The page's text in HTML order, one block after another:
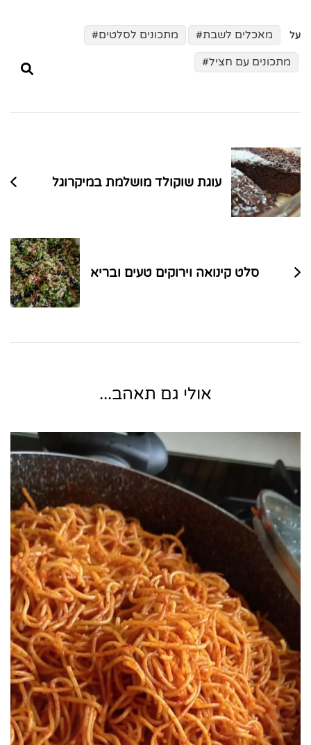
על מאכלים לשבת
מתכונים לסלטים
מתכונים עם חציל
בפוסטים
עוגת שוקולד מושלמת במיקרוגל
סלט קינואה וירוקים טעים ובריא
אולי גם תאהב...